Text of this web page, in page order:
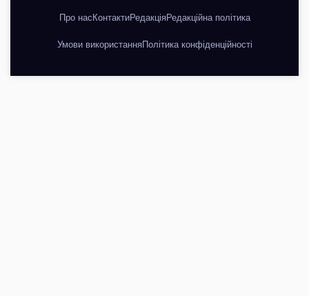
Про нас КонтактиРедакціяРедакційна політика
Умови використанняПолітика конфіденційності